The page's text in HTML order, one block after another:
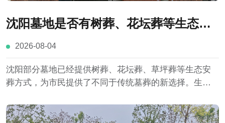
沈阳墓地是否有树葬、花坛葬等生态葬
选项？与传统墓葬有哪些区别？
2026-08-04
沈阳部分墓地已经提供树葬、花坛葬、草坪葬等生态安
葬方式，为市民提供了不同于传统墓葬的新选择。生态
方式等方面存在明显区别。